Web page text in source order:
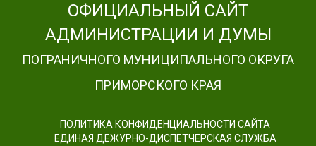
ОФИЦИАЛЬНЫЙ САЙТ
АДМИНИСТРАЦИИ И ДУМЫ
ПОГРАНИЧНОГО МУНИЦИПАЛЬНОГО ОКРУГА
ПРИМОРСКОГО КРАЯ
ПОЛИТИКА КОНФИДЕНЦИАЛЬНОСТИ САЙТА
ЕДИНАЯ ДЕЖУРНО-ДИСПЕТЧЕРСКАЯ СЛУЖБА